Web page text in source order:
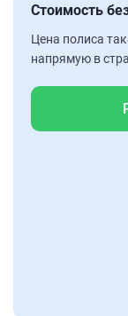
Стоимость
Цена полиса
напрямую в